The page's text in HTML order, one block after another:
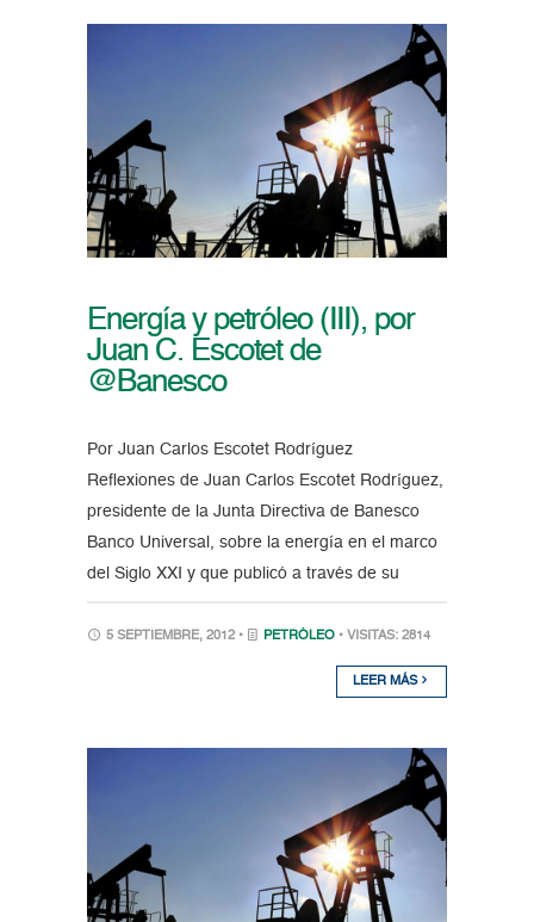
Energía y petróleo (III), por
Juan C. Escotet de
@Banesco
Por Juan Carlos Escotet Rodríguez
Reflexiones de Juan Carlos Escotet Rodríguez,
presidente de la Junta Directiva de Banesco
Banco Universal, sobre la energía en el marco
del Siglo XXI y que publicó a través de su
5 SEPTIEMBRE, 2012 • PETRÓLEO • VISITAS: 2814
LEER MÁS